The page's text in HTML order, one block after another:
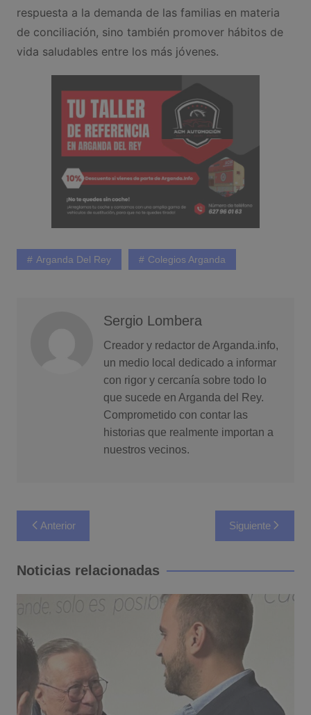
respuesta a la demanda de las familias en materia
de conciliación, sino también promover hábitos de
vida saludables entre los más jóvenes.
Arganda Del Rey Colegios Arganda
Sergio Lombera
Creador y redactor de Arganda.info,
un medio local dedicado a informar
con rigor y cercanía sobre todo lo
que sucede en Arganda del Rey.
Comprometido con contar las
historias que realmente importan a
nuestros vecinos.
Navegación
de
entradas
Anterior Siguiente
Noticias relacionadas